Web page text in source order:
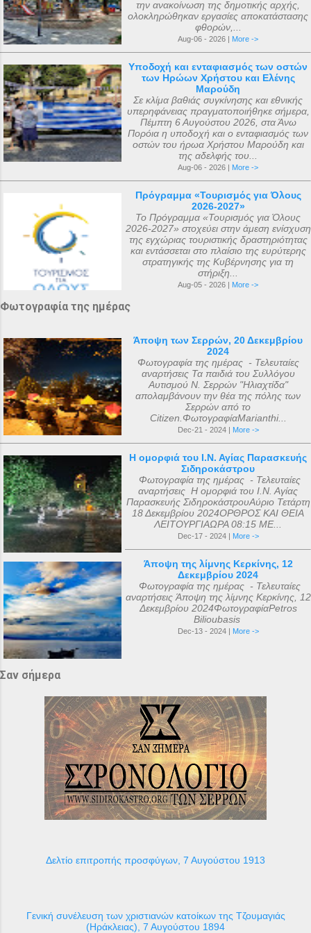
φθινόπωρο του ίδιου έτους, τα ιερά αυτά
αντικείμενα μεταφέρθηκαν στην Αγία
Πετρούπολη και τοποθετήθηκαν στα
χειμερινά ανάκτορα, μέσα στον ναό
αφιερωμένο ...
κοιμήθηκε σε ηλικία 5 ετών μετά από
μάχη με σοβαρή ασθένεια. Η ανέγερση
του ναού ξεκίνησε με εισφορές από την
κηδεία του μικρού Μάριου και
ολοκληρώθηκε με εισφορές από την
κηδεία της αείμνηστης Μαρίας Σπύρου και
με διάφορες άλλες εισφορές. Ο ακριβής
αριθμός των μελών της συνόδου, με βάση
τις διαθέσιμες πηγές, δεν μπορεί να
καθοριστεί ακριβώς ακόμα και σήμερα. Ο
αριθμός που επικράτησε από
μεταγενέστερες πηγές ιστορικών ήταν ο
αριθμός 318. Ο Ευσέβιος της Καισαρείας
τους αριθμεί 250, ο Αθανάσιος
Αλεξανδρείας 318, και ο Ευστάθιος Α...
την ανακοίνωση της δημοτικής αρχής,
ολοκληρώθηκαν εργασίες αποκατάστασης
φθορών,...
Aug-06 - 2026 | More ->
Υποδοχή και ενταφιασμός των οστών
των Ηρώων Χρήστου και Ελένης
Μαρούδη
Σε κλίμα βαθιάς συγκίνησης και εθνικής
υπερηφάνειας πραγματοποιήθηκε σήμερα,
Πέμπτη 6 Αυγούστου 2026, στα Άνω
Πορόια η υποδοχή και ο ενταφιασμός των
οστών του ήρωα Χρήστου Μαρούδη και
της αδελφής του...
Aug-06 - 2026 | More ->
Πρόγραμμα «Τουρισμός για Όλους
2026-2027»
Το Πρόγραμμα «Τουρισμός για Όλους
2026-2027» στοχεύει στην άμεση ενίσχυση
της εγχώριας τουριστικής δραστηριότητας
και εντάσσεται στο πλαίσιο της ευρύτερης
στρατηγικής της Κυβέρνησης για τη
στήριξη...
Aug-05 - 2026 | More ->
Φωτογραφία της ημέρας
Άποψη των Σερρών, 20 Δεκεμβρίου
2024
Φωτογραφία της ημέρας - Τελευταίες
αναρτήσεις Τα παιδιά του Συλλόγου
Αυτισμού Ν. Σερρών "Ηλιαχτίδα"
απολαμβάνουν την θέα της πόλης των
Σερρών από το
Citizen.ΦωτογραφίαMarianthi...
Dec-21 - 2024 | More ->
Η ομορφιά του Ι.Ν. Αγίας Παρασκευής
Σιδηροκάστρου
Φωτογραφία της ημέρας - Τελευταίες
αναρτήσεις Η ομορφιά του Ι.Ν. Αγίας
Παρασκευής ΣιδηροκάστρουΑύριο Τετάρτη
18 Δεκεμβρίου 2024ΟΡΘΡΟΣ ΚΑΙ ΘΕΙΑ
ΛΕΙΤΟΥΡΓΙΑΩΡΑ 08:15 ΜΕ...
Dec-17 - 2024 | More ->
Άποψη της λίμνης Κερκίνης, 12
Δεκεμβρίου 2024
Φωτογραφία της ημέρας - Τελευταίες
αναρτήσεις Άποψη της λίμνης Κερκίνης, 12
Δεκεμβρίου 2024ΦωτογραφίαPetros
Bilioubasis
Dec-13 - 2024 | More ->
Σαν σήμερα
Δελτίο επιτροπής προσφύγων, 7 Αυγούστου 1913
Γενική συνέλευση των χριστιανών κατοίκων της Τζουμαγιάς
(Ηράκλειας), 7 Αυγούστου 1894